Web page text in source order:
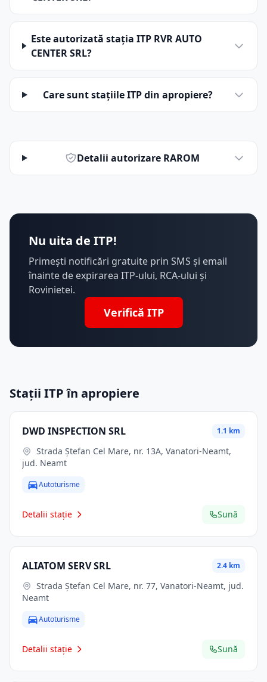
Este autorizată stația ITP RVR AUTO
CENTER SRL?
Care sunt stațiile ITP din apropiere?
Detalii autorizare RAROM
Nu uita de ITP!
Primești notificări gratuite prin SMS și email
înainte de expirarea ITP-ului, RCA-ului și
Rovinietei.
Verifică ITP
Stații ITP în apropiere
DWD INSPECTION SRL 1.1 km
jud. Neamt
Autoturisme
Detalii stație Sună
ALIATOM SERV SRL 2.4 km
Neamt
Autoturisme
Detalii stație Sună